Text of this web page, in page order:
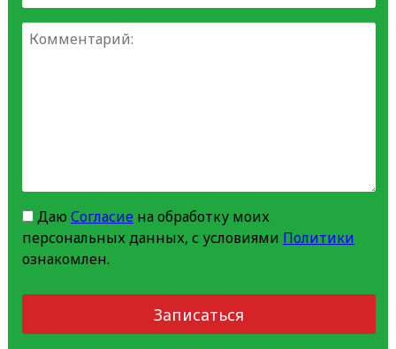
Даю Согласиена обработку моих
персональных данных, с условиями Политики
ознакомлен.
Записаться